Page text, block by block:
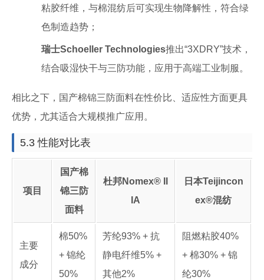
粘胶纤维，与棉混纺后可实现生物降解性，符合绿
色制造趋势；
瑞士Schoeller Technologies推出“3XDRY”技术，
结合吸湿快干与三防功能，应用于高端工业制服。
相比之下，国产棉锦三防面料在性价比、适应性方面更具
优势，尤其适合大规模推广应用。
5.3 性能对比表
项目
国产棉
锦三防
面料
杜邦Nomex® II
IA
日本Teijincon
ex®混纺
主要
成分
棉50%
+ 锦纶
50%
芳纶93% + 抗
静电纤维5% +
其他2%
阻燃粘胶40%
+ 棉30% + 锦
纶30%